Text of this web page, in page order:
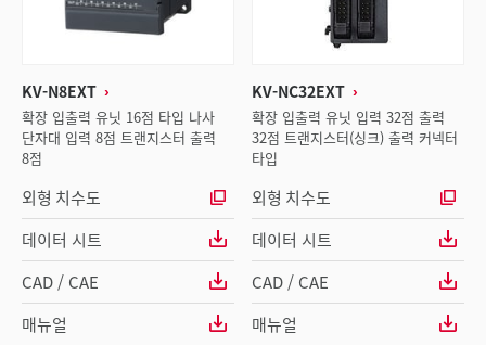
KV-N8EXT
확장 입출력 유닛 16점 타입 나사
단자대 입력 8점 트랜지스터 출력
8점
외형 치수도
데이터 시트
CAD / CAE
매뉴얼
KV-NC32EXT
확장 입출력 유닛 입력 32점 출력
32점 트랜지스터(싱크) 출력 커넥터
타입
외형 치수도
데이터 시트
CAD / CAE
매뉴얼